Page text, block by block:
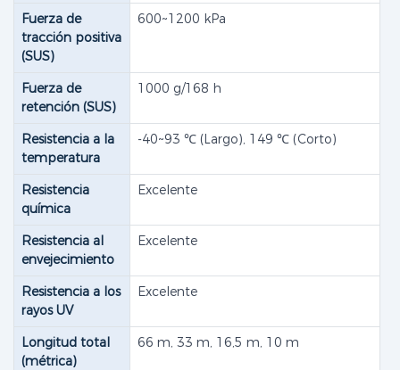
Fuerza de
tracción positiva
(SUS)
600~1200 kPa
Fuerza de
retención (SUS)
1000 g/168 h
Resistencia a la
temperatura
-40~93 ​​℃ (Largo), 149 ℃ (Corto)
Resistencia
química
Excelente
Resistencia al
envejecimiento
Excelente
Resistencia a los
rayos UV
Excelente
Longitud total
(métrica)
66 m, 33 m, 16,5 m, 10 m